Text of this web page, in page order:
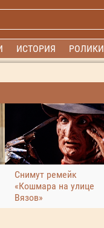
ИСТОРИЯ РОЛИКИ
Снимут ремейк
«Кошмара на улице
Вязов»